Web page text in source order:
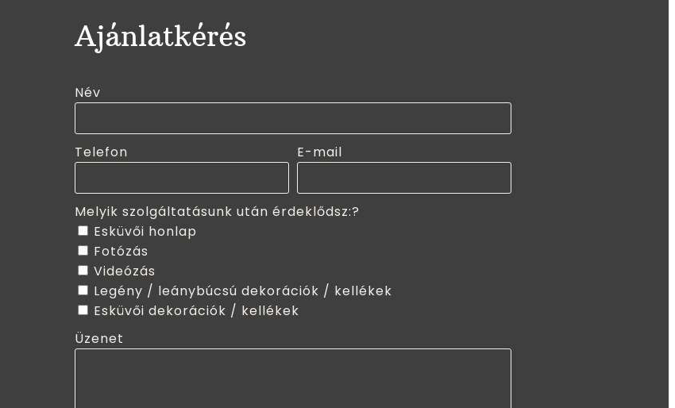
Ajánlatkérés
Név
Telefon E-mail
Melyik szolgáltatásunk után érdeklődsz:?
Esküvői honlap
Fotózás
Videózás
Legény / leánybúcsú dekorációk / kellékek
Esküvői dekorációk / kellékek
Üzenet